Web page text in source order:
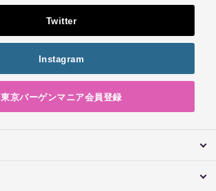
Twitter
Instagram
東京バーゲンマニア会員登録